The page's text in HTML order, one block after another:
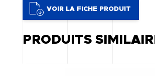
VOIR LA FICHE PRODUIT
PRODUITS